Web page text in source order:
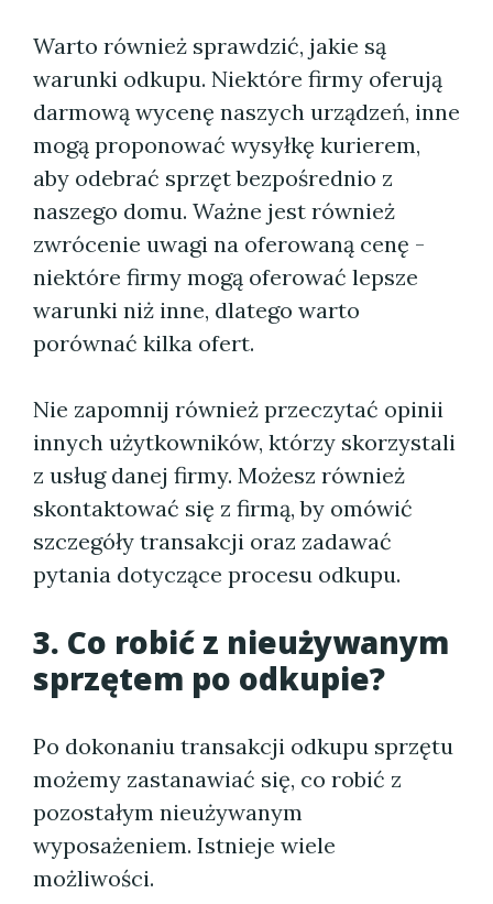
Warto również sprawdzić, jakie są
warunki odkupu. Niektóre firmy oferują
darmową wycenę naszych urządzeń, inne
mogą proponować wysyłkę kurierem,
aby odebrać sprzęt bezpośrednio z
naszego domu. Ważne jest również
zwrócenie uwagi na oferowaną cenę -
niektóre firmy mogą oferować lepsze
warunki niż inne, dlatego warto
porównać kilka ofert.
Nie zapomnij również przeczytać opinii
innych użytkowników, którzy skorzystali
z usług danej firmy. Możesz również
skontaktować się z firmą, by omówić
szczegóły transakcji oraz zadawać
pytania dotyczące procesu odkupu.
3. Co robić z nieużywanym
sprzętem po odkupie?
Po dokonaniu transakcji odkupu sprzętu
możemy zastanawiać się, co robić z
pozostałym nieużywanym
wyposażeniem. Istnieje wiele
możliwości.